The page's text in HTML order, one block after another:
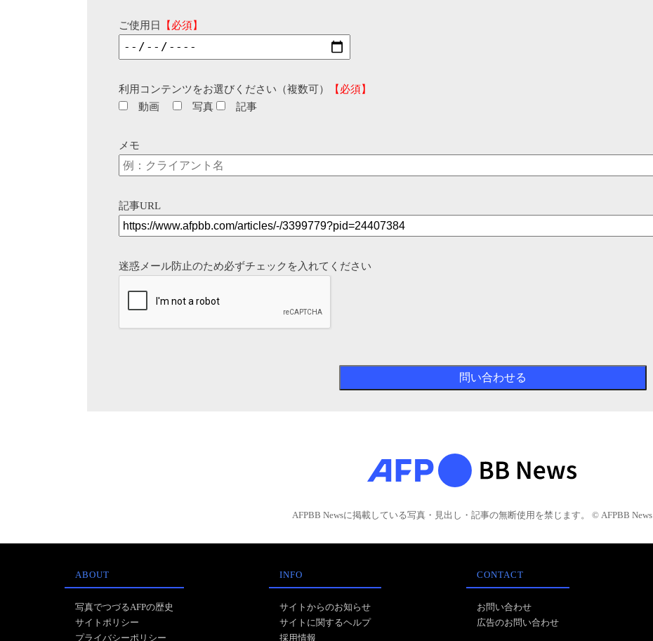
ご使用日 【必須】
利用コンテンツをお選びください（複数可）
【必須】
動画
写真 記事
メモ
記事URL
迷惑メール防止のため必ずチェックを入れてください
AFPBB Newsに掲載している写真・見出し・記事の無断使用を禁じます。 © AFPBB News
ABOUT
写真でつづるAFPの歴史
サイトポリシー
プライバシーポリシー
INFO
サイトからのお知らせ
サイトに関するヘルプ
採用情報
CONTACT
お問い合わせ
広告のお問い合わせ